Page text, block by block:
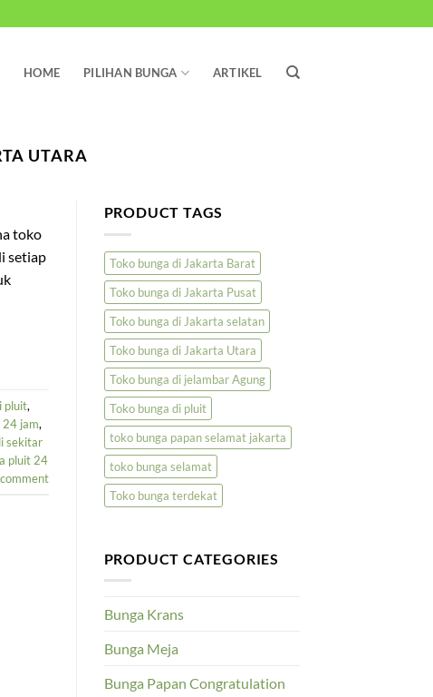
HOME PILIHAN BUNGA ARTIKEL
UTARA
toko
setiap
pluit,
24 jam,
sekitar
pluit 24
PRODUCT TAGS
Toko bunga di Jakarta Barat
Toko bunga di Jakarta Pusat
Toko bunga di Jakarta selatan
Toko bunga di Jakarta Utara
Toko bunga di jelambar Agung
Toko bunga di pluit
toko bunga papan selamat jakarta
toko bunga selamat
Toko bunga terdekat
PRODUCT CATEGORIES
Bunga Krans
Bunga Meja
Bunga Papan Congratulation